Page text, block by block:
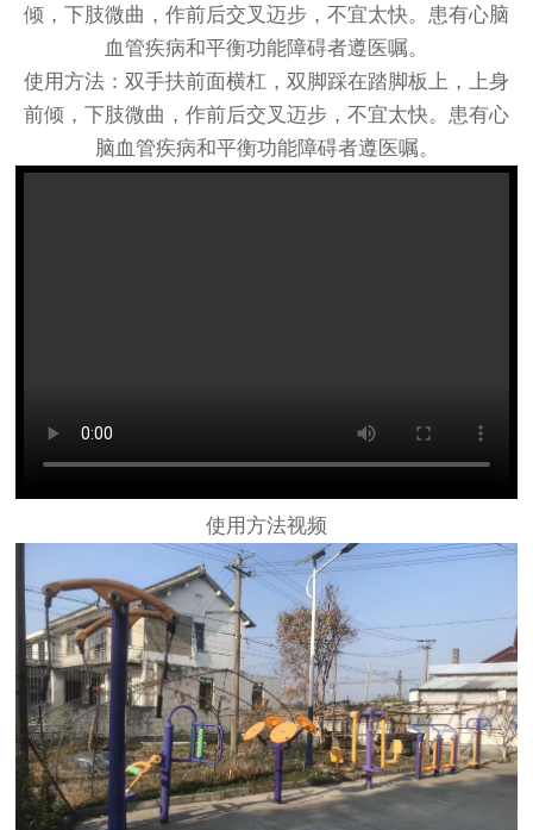
倾，下肢微曲，作前后交叉迈步，不宜太快。患有心脑
血管疾病和平衡功能障碍者遵医嘱。
使用方法：双手扶前面横杠，双脚踩在踏脚板上，上身
前倾，下肢微曲，作前后交叉迈步，不宜太快。患有心
脑血管疾病和平衡功能障碍者遵医嘱。
使用方法视频